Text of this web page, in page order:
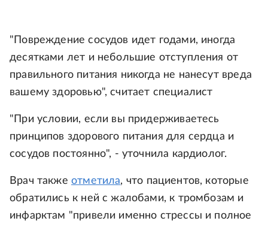
"Повреждение сосудов идет годами, иногда
десятками лет и небольшие отступления от
правильного питания никогда не нанесут вреда
вашему здоровью", считает специалист
"При условии, если вы придерживаетесь
принципов здорового питания для сердца и
сосудов постоянно", - уточнила кардиолог.
Врач также отметила, что пациентов, которые
обратились к ней с жалобами, к тромбозам и
инфарктам "привели именно стрессы и полное